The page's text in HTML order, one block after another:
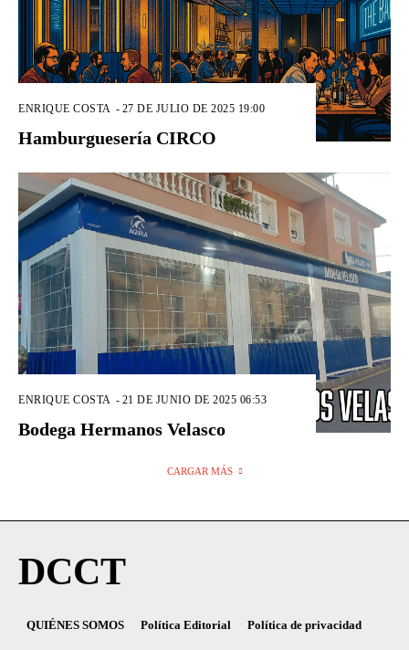
ENRIQUE COSTA - 27 DE JULIO DE 2025 19:00
Hamburguesería CIRCO
ENRIQUE COSTA - 21 DE JUNIO DE 2025 06:53
Bodega Hermanos Velasco
CARGAR MÁS
DCCT
QUIÉNES SOMOS Política Editorial Política de privacidad